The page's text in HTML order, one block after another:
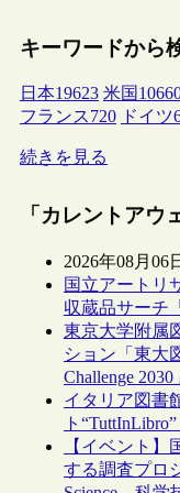
キーワードから
日本19623 米国
フランス720 ドイツ
続きを見る
「カレントアウ
2026年08月06
国立アートリ
収蔵品サーチ
東京大学附属
ション「東大
Challenge
イタリア図書
ト
【イベント
する調査プロ